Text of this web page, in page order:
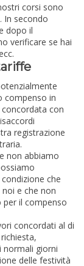
corsi sono
In secondo
dopo il
verificare se hai
compenso in
con
registrazione
non abbiamo
che
e che non
per il compenso
concordati al di
normali giorni
delle festività